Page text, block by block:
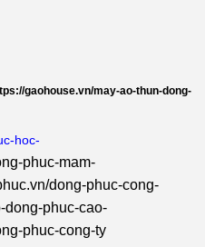
gaohouse.vn/may-ao-thun-dong-
hoc-
phuc-mam-
dong-phuc-cong-
dong-phuc-cao-
phuc-cong-ty